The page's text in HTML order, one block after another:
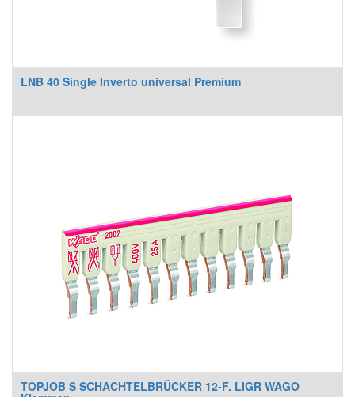
LNB 40 Single Inverto universal Premium
TOPJOB S SCHACHTELBRÜCKER 12-F. LIGR WAGO